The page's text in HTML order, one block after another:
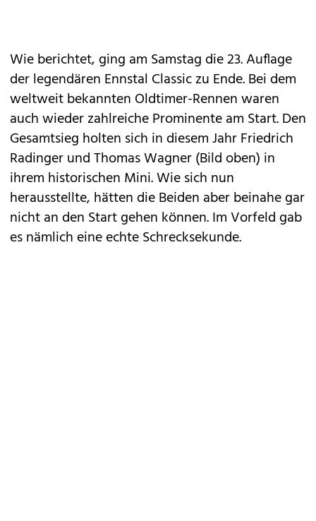
Wie berichtet, ging am Samstag die 23. Auflage
der legendären Ennstal Classic zu Ende. Bei dem
weltweit bekannten Oldtimer-Rennen waren
auch wieder zahlreiche Prominente am Start. Den
Gesamtsieg holten sich in diesem Jahr Friedrich
Radinger und Thomas Wagner (Bild oben) in
ihrem historischen Mini. Wie sich nun
herausstellte, hätten die Beiden aber beinahe gar
nicht an den Start gehen können. Im Vorfeld gab
es nämlich eine echte Schrecksekunde.